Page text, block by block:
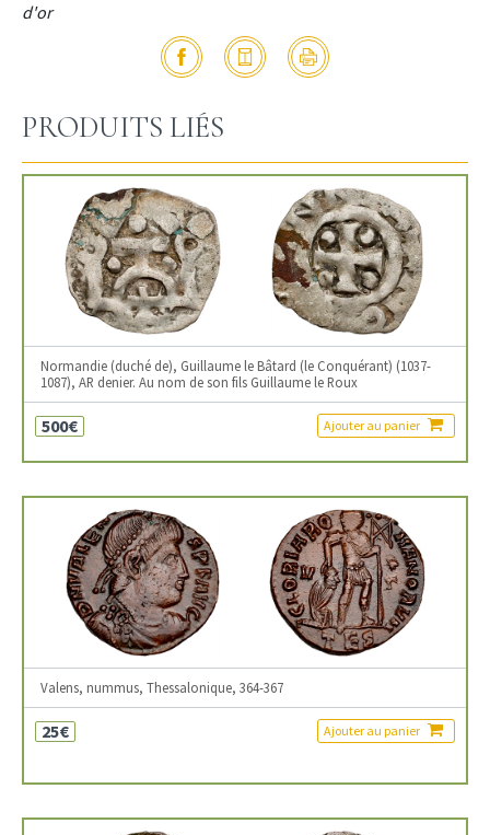
d'or
PRODUITS LIÉS
Normandie (duché de), Guillaume le Bâtard (le Conquérant) (1037-
1087), AR denier. Au nom de son fils Guillaume le Roux
500€ Ajouter au panier
Valens, nummus, Thessalonique, 364-367
25€ Ajouter au panier